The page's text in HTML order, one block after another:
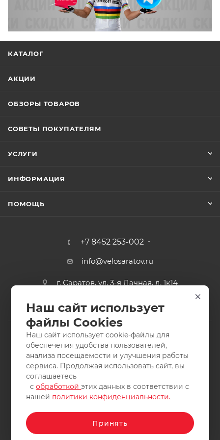
КАТАЛОГ
АКЦИИ
ОБЗОРЫ ТОВАРОВ
СОВЕТЫ ПОКУПАТЕЛЯМ
УСЛУГИ
ИНФОРМАЦИЯ
ПОМОЩЬ
+7 8452 253-002
info@velosaratov.ru
г. Саратов, ул. 3-я Дачная, д. 1к14
2011-2026 © интернет-магазин спортивных товаров
ВелоСаратов. Не является публичной офертой. Все права
защищены. Заимствование материалов и фотографий
запрещено.
Наш сайт использует
файлы Cookies
Наш сайт использует cookie-файлы для
обеспечения удобства пользователей,
анализа посещаемости и улучшения работы
сервиса. Продолжая использовать сайт, вы
соглашаетесь
собработкойэтих данных в соответствии с
нашей политики конфиденциальности.
Принять